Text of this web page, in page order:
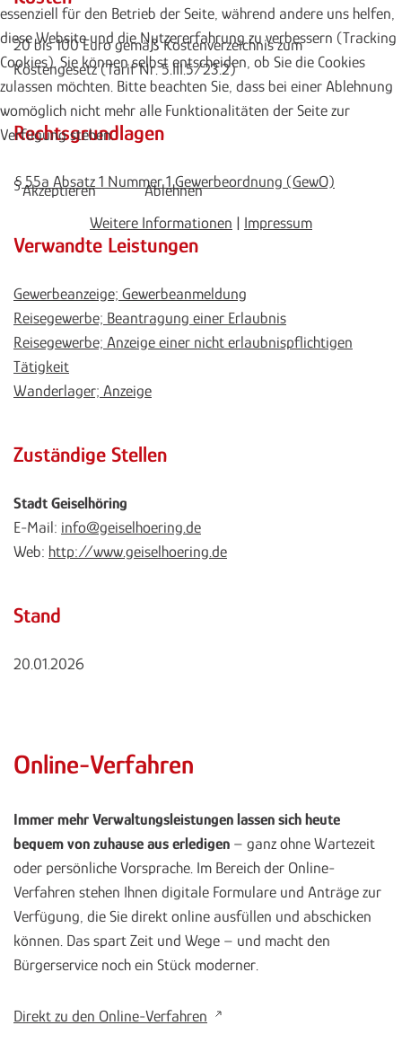
20 bis 100 Euro gemäß Kostenverzeichnis zum
Kostengesetz (Tarif Nr. 5.III.5/23.2)
Rechtsgrundlagen
§ 55a Absatz 1 Nummer 1 Gewerbeordnung (GewO)
Verwandte Leistungen
Gewerbeanzeige; Gewerbeanmeldung
Reisegewerbe; Beantragung einer Erlaubnis
Reisegewerbe; Anzeige einer nicht erlaubnispflichtigen
Tätigkeit
Wanderlager; Anzeige
Zuständige Stellen
Stadt Geiselhöring
E-Mail: info@geiselhoering.de
Web: http://www.geiselhoering.de
Stand
20.01.2026
Online-Verfahren
Immer mehr Verwaltungsleistungen lassen sich heute
bequem von zuhause aus erledigen – ganz ohne Wartezeit
oder persönliche Vorsprache. Im Bereich der Online-
Verfahren stehen Ihnen digitale Formulare und Anträge zur
Verfügung, die Sie direkt online ausfüllen und abschicken
können. Das spart Zeit und Wege – und macht den
Bürgerservice noch ein Stück moderner.
Direkt zu den Online-Verfahren
essenziell für den Betrieb der Seite, während andere uns helfen,
diese Website und die Nutzererfahrung zu verbessern (Tracking
Cookies). Sie können selbst entscheiden, ob Sie die Cookies
zulassen möchten. Bitte beachten Sie, dass bei einer Ablehnung
womöglich nicht mehr alle Funktionalitäten der Seite zur
Verfügung stehen.
Akzeptieren
Ablehnen
Weitere Informationen | Impressum